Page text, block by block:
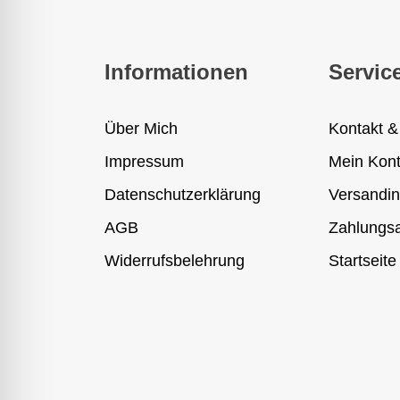
Informationen
Über Mich
Impressum
Datenschutzerklärung
AGB
Widerrufsbelehrung
Kontakt
Mein
Startseite